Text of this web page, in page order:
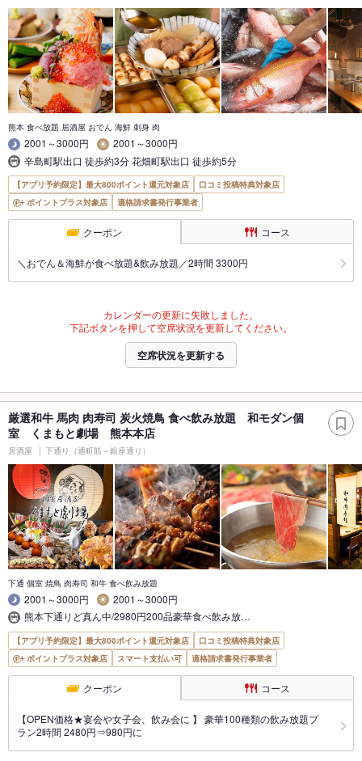
熊本 食べ放題 居酒屋 おでん 海鮮 刺身 肉
2001～3000円
2001～3000円
辛島町駅出口 徒歩約3分 花畑町駅出口 徒歩約5分
【アプリ予約限定】最大800ポイント還元対象店
口コミ投稿特典対象店
ポイントプラス対象店
適格請求書発行事業者
クーポン コース
＼おでん＆海鮮が食べ放題&飲み放題／2時間 3300円
カレンダーの更新に失敗しました。
下記ボタンを押して空席状況を更新してください。
空席状況を更新する
厳選和牛 馬肉 肉寿司 炭火焼鳥 食べ飲み放題 和モダン個
室 くまもと劇場 熊本本店
居酒屋 下通り（通町筋～銀座通り）
下通 個室 焼鳥 肉寿司 和牛 食べ飲み放題
2001～3000円
2001～3000円
熊本下通りど真ん中/2980円200品豪華食べ飲み放…
【アプリ予約限定】最大800ポイント還元対象店
口コミ投稿特典対象店
ポイントプラス対象店
スマート支払い可 適格請求書発行事業者
クーポン コース
【OPEN価格★宴会や女子会、飲み会に 】 豪華100種類の飲み放題プ
ラン2時間 2480円⇒980円に